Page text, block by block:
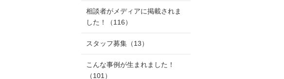
相談者がメディアに掲載されま
した！
（116）
スタッフ募集 （13）
こんな事例が生まれました！
（101）